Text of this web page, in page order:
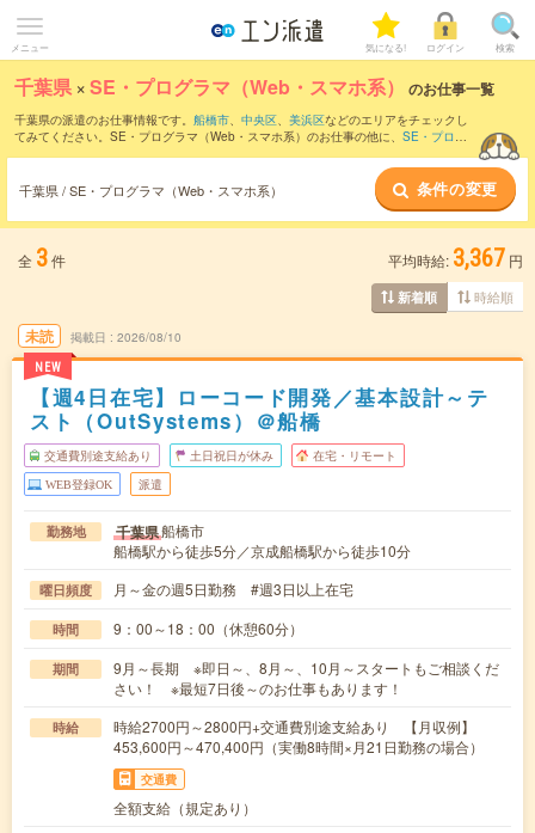
メニュー 気になる! ログイン 検索
千葉県 ×SE・プログラマ（Web・スマホ系） のお仕事一覧
千葉県の派遣のお仕事情報です。 船橋市、 中央区、 美浜区などのエリアをチェックし
てみてください。SE・プログラマ（Web・スマホ系）のお仕事の他に、 SE・プログ
短期・単発などの期
間や、職種未経験OK などのこだわり条件で絞り込んでいただけます。職種辞典：S
E・プログラマ（Web・スマホ系）のお仕事とは？とは？
千葉県 / SE・プログラマ（Web・スマホ系） 条件の変更
全 3件 平均時給: 3,367 円
新着順 時給順
未読
NEW
掲載日 2026/08/10
【週4日在宅】ローコード開発／基本設計～テ
スト（OutSystems）＠船橋
交通費別途支給あり 土日祝日が休み 在宅・リモート
WEB登録OK 派遣
勤務地 千葉県船橋市
船橋駅から徒歩5分／京成船橋駅から徒歩10分
曜日頻度 月～金の週5日勤務 #週3日以上在宅
時間 9：00～18：00（休憩60分）
期間
9月～長期 ※即日～、8月～、10月～スタートもご相談くだ
さい！ ※最短7日後～のお仕事もあります！
時給
時給2700円～2800円+交通費別途支給あり 【月収例】
453,600円～470,400円（実働8時間×月21日勤務の場合）
交通費
全額支給（規定あり）